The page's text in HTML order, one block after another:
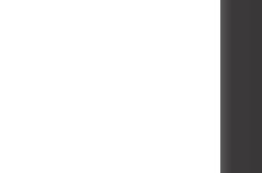
perpetuo para